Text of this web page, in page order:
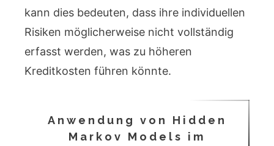
kann dies bedeuten, dass ihre individuellen
Risiken möglicherweise nicht vollständig
erfasst werden, was zu höheren
Kreditkosten führen könnte.
Anwendung von Hidden
Markov Models im